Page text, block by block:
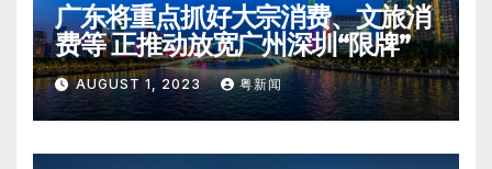
广东将重点抓好大宗消费、文旅消
费等 正推动放宽广州深圳“限牌”
AUGUST 1, 2023 粤新闻